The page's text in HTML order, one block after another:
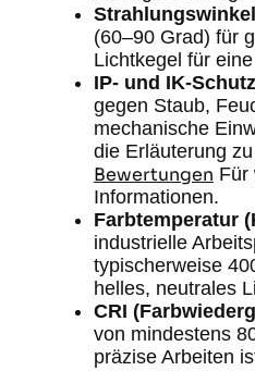
Strahlungswinkel
(60–90 Grad) für
Lichtkegel für
IP- und IK-
gegen Staub,
mechanische
die Erläuterung zu
Bewertungen Für
Informationen.
Farbtemperatur
industrielle
typischerweise
helles, neutrales
CRI
von mindestens
präzise Arbeiten